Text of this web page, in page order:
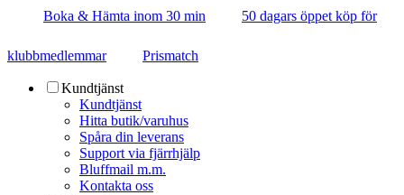
Boka & Hämta inom 30 min 50 dagars öppet köp för
klubbmedlemmar Prismatch
Kundtjänst
Kundtjänst
Hitta butik/varuhus
Spåra din leverans
Support via fjärrhjälp
Bluffmail m.m.
Kontakta oss